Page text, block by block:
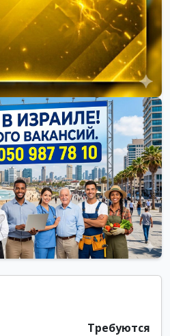
Требуются